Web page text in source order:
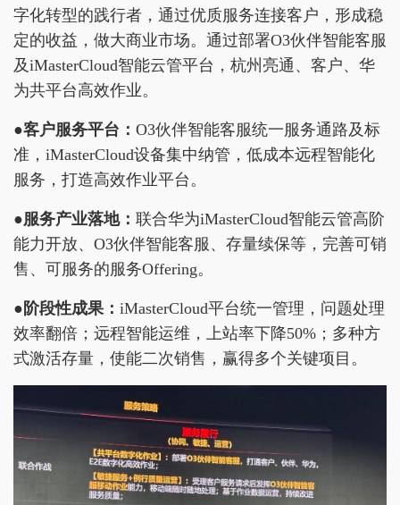
字化转型的践行者，通过优质服务连接客户，形成稳
定的收益，做大商业市场。通过部署O3伙伴智能客服
及iMasterCloud智能云管平台，杭州亮通、客户、华
为共平台高效作业。
●客户服务平台： O3伙伴智能客服统一服务通路及标
准，iMasterCloud设备集中纳管，低成本远程智能化
服务，打造高效作业平台。
●服务产业落地： 联合华为iMasterCloud智能云管高阶
能力开放、O3伙伴智能客服、存量续保等，完善可销
售、可服务的服务Offering。
● 阶段性成果： iMasterCloud平台统一管理，问题处理
效率翻倍；远程智能运维，上站率下降50%；多种方
式激活存量，使能二次销售，赢得多个关键项目。